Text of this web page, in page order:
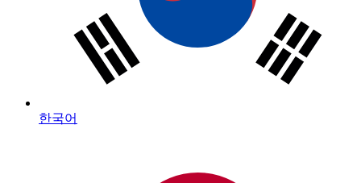
한국어